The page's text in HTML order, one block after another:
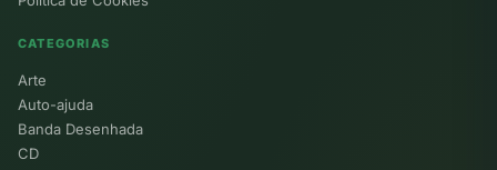
CATEGORIAS
Arte
Auto-ajuda
Banda Desenhada
CD